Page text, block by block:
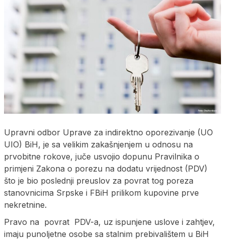
Upravni odbor Uprave za indirektno oporezivanje (UO
UIO) BiH, je sa velikim zakašnjenjem u odnosu na
prvobitne rokove, juče usvojio dopunu Pravilnika o
primjeni Zakona o porezu na dodatu vrijednost (PDV)
što je bio poslednji preuslov za povrat tog poreza
stanovnicima Srpske i FBiH prilikom kupovine prve
nekretnine.
Pravo na povrat PDV-a, uz ispunjene uslove i zahtjev,
imaju punoljetne osobe sa stalnim prebivalištem u BiH